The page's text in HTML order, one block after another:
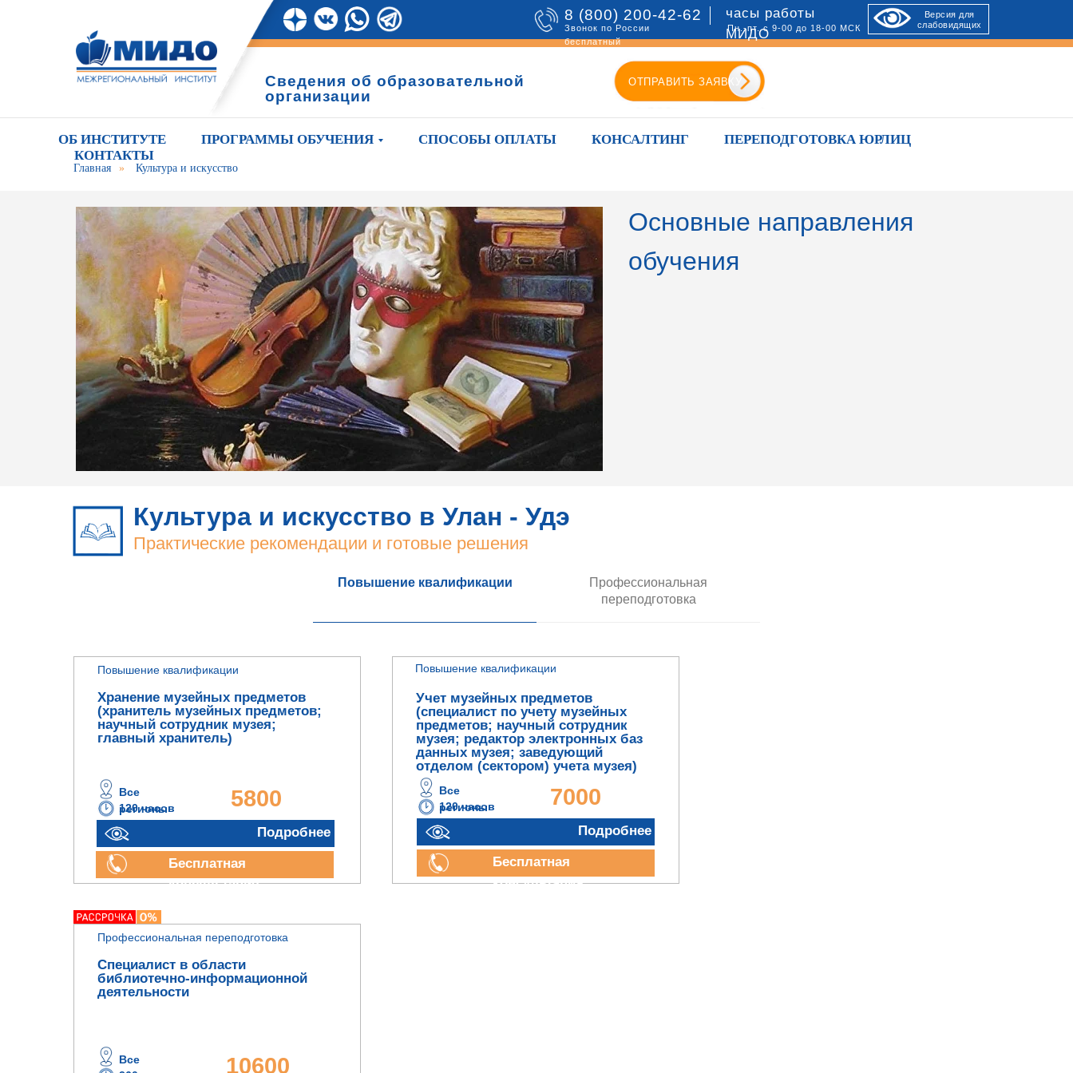
8 (800) 200-42-62
Звонок по России
бесплатный
ОТПРАВИТЬ ЗАЯВКУ
часы работы
МИДО
Пн.-пт. с 9-00 до 18-00 МСК
Версия для
слабовидящих
Сведения об образовательной
организации
ОБ ИНСТИТУТЕ ПРОГРАММЫ ОБУЧЕНИЯ СПОСОБЫ ОПЛАТЫ КОНСАЛТИНГ
ПЕРЕПОДГОТОВКА ЮРЛИЦ
КОНТАКТЫ
Главная » Культура и искусство
Основные направления
обучения
Культура и искусство в Улан - Удэ
Практические рекомендации и готовые решения
Повышение квалификации
Профессиональная
переподготовка
Хранение музейных предметов
(хранитель музейных предметов;
научный сотрудник музея;
главный хранитель)
120 часов
5800
руб.
Подробнее
Бесплатная
консультация
Все
регионы
Повышение квалификации
Учет музейных предметов
(специалист по учету музейных
предметов; научный сотрудник
музея; редактор электронных баз
данных музея; заведующий
отделом (сектором) учета музея)
Повышение квалификации
120 часов
7000
руб.
Все
регионы
Подробнее
Бесплатная
консультация
Специалист в области
библиотечно-информационной
деятельности
10600
Все
Профессиональная переподготовка